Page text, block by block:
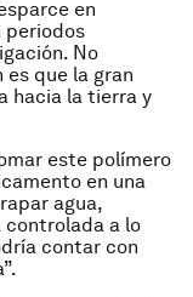
en
periodos
No
que la gran
hacia la tierra y
este polímero
en una
agua,
controlada a lo
contar con